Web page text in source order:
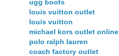
ugg boots
louis vuitton outlet
louis vuitton
michael kors outlet online
polo ralph lauren
coach factory outlet